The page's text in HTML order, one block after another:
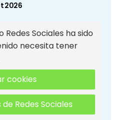
2026
Sociales ha sido
necesita tener
cookies
Redes Sociales